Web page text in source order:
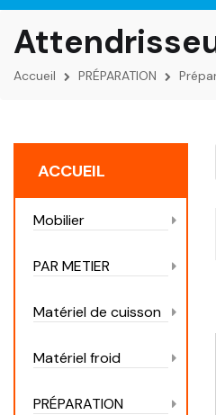
Accueil PRÉPARATION
ACCUEIL
Mobilier
PAR METIER
Matériel de cuisson
Matériel froid
PRÉPARATION